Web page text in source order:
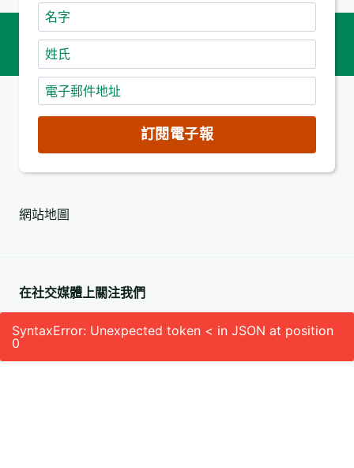
名
字
姓
氏
電
子
件
地
(必
訂閱電子報
網站地圖
在社交媒體上關注我們
SyntaxError: Unexpected token < in JSON at position
0